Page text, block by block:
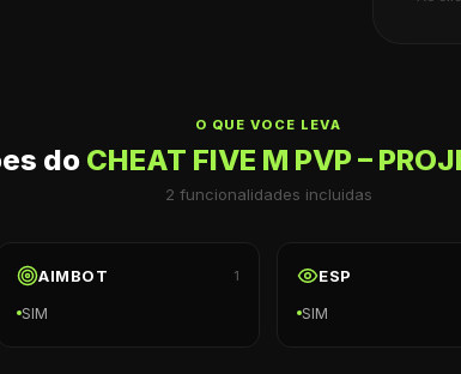
O QUE VOCE LEVA
do CHEAT FIVE M PVP –
2 funcionalidades incluidas
AIMBOT 1
SIM
ESP
SIM